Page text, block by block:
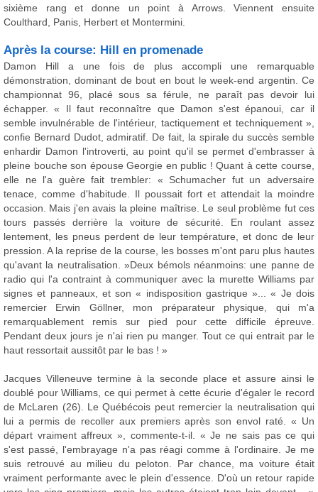
sixième rang et donne un point à Arrows. Viennent ensuite
Coulthard, Panis, Herbert et Montermini.
Après la course: Hill en promenade
Damon Hill a une fois de plus accompli une remarquable
démonstration, dominant de bout en bout le week-end argentin. Ce
championnat 96, placé sous sa férule, ne paraît pas devoir lui
échapper. « Il faut reconnaître que Damon s'est épanoui, car il
semble invulnérable de l'intérieur, tactiquement et techniquement »,
confie Bernard Dudot, admiratif. De fait, la spirale du succès semble
enhardir Damon l'introverti, au point qu'il se permet d'embrasser à
pleine bouche son épouse Georgie en public ! Quant à cette course,
elle ne l'a guère fait trembler: « Schumacher fut un adversaire
tenace, comme d'habitude. Il poussait fort et attendait la moindre
occasion. Mais j'en avais la pleine maîtrise. Le seul problème fut ces
tours passés derrière la voiture de sécurité. En roulant assez
lentement, les pneus perdent de leur température, et donc de leur
pression. A la reprise de la course, les bosses m'ont paru plus hautes
qu'avant la neutralisation. »Deux bémols néanmoins: une panne de
radio qui l'a contraint à communiquer avec la murette Williams par
signes et panneaux, et son « indisposition gastrique »... « Je dois
remercier Erwin Göllner, mon préparateur physique, qui m'a
remarquablement remis sur pied pour cette difficile épreuve.
Pendant deux jours je n'ai rien pu manger. Tout ce qui entrait par le
haut ressortait aussitôt par le bas ! »
Jacques Villeneuve termine à la seconde place et assure ainsi le
doublé pour Williams, ce qui permet à cette écurie d'égaler le record
de McLaren (26). Le Québécois peut remercier la neutralisation qui
lui a permis de recoller aux premiers après son envol raté. « Un
départ vraiment affreux », commente-t-il. « Je ne sais pas ce qui
s'est passé, l'embrayage n'a pas réagi comme à l'ordinaire. Je me
suis retrouvé au milieu du peloton. Par chance, ma voiture était
vraiment performante avec le plein d'essence. D'où un retour rapide